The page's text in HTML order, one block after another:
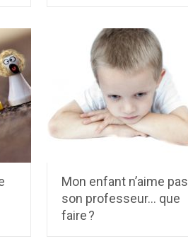
Mon enfant n’aime pas
son professeur… que
faire ?